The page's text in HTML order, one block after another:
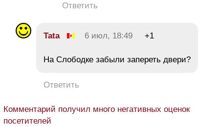
Ответить
Tata 6 июл, 18:49 +1
На Слободке забыли запереть двери?
Ответить
Комментарий получил много негативных оценок
посетителей